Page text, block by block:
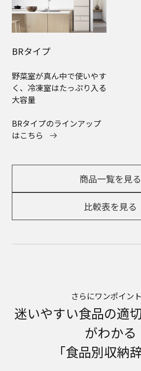
BRタイプ
野菜室が真ん中で使いやす
く、冷凍室はたっぷり入る
大容量
BRタイプのラインアップ
はこちら
商品一覧を見る
比較表を見る
さらにワンポイン
迷いやすい食品の適
がわかる
「食品別収納